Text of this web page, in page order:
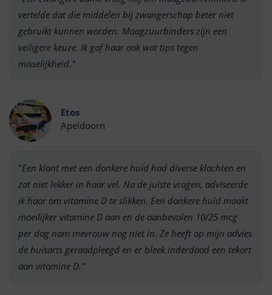
vertelde dat die middelen bij zwangerschap beter niet
gebruikt kunnen worden. Maagzuurbinders zijn een
veiligere keuze. Ik gaf haar ook wat tips tegen
misselijkheid."
Etos
Apeldoorn
"Een klant met een donkere huid had diverse klachten en
zat niet lekker in haar vel. Na de juiste vragen, adviseerde
ik haar om vitamine D te slikken. Een donkere huid maakt
moeilijker vitamine D aan en de aanbevolen 10/25 mcg
per dag nam mevrouw nog niet in. Ze heeft op mijn advies
de huisarts geraadpleegd en er bleek inderdaad een tekort
aan vitamine D."